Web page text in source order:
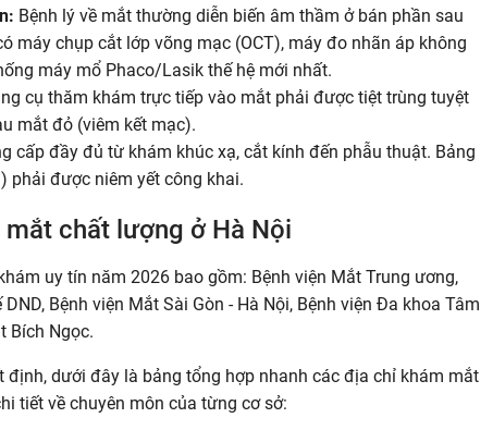
Bệnh lý về mắt thường diễn biến âm thầm ở bán phần sau
máy chụp cắt lớp võng mạc (OCT), máy đo nhãn áp không
máy mổ Phaco/Lasik thế hệ mới nhất.
cụ thăm khám trực tiếp vào mắt phải được tiệt trùng tuyệt
mắt đỏ (viêm kết mạc).
cấp đầy đủ từ khám khúc xạ, cắt kính đến phẫu thuật. Bảng
phải được niêm yết công khai.
chất lượng ở Hà Nội
uy tín năm 2026 bao gồm: Bệnh viện Mắt Trung ương,
Bệnh viện Mắt Sài Gòn - Hà Nội, Bệnh viện Đa khoa Tâm
Bích Ngọc.
dưới đây là bảng tổng hợp nhanh các địa chỉ khám mắt
tiết về chuyên môn của từng cơ sở: